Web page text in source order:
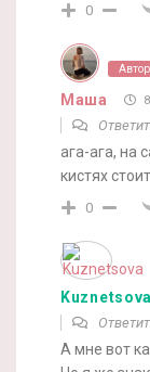
0
Автор
Маша
ага-ага, на
кистях
0
Kuznetsova
А мне вот